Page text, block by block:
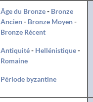
Âge du Bronze- Bronze
Ancien- Bronze Moyen-
Bronze Récent
Antiquité- Hellénistique-
Romaine
Période byzantine